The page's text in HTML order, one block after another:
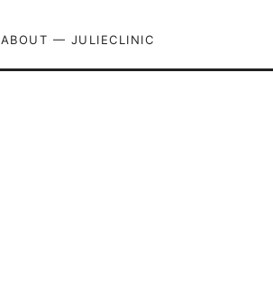
ABOUT — JULIECLINIC